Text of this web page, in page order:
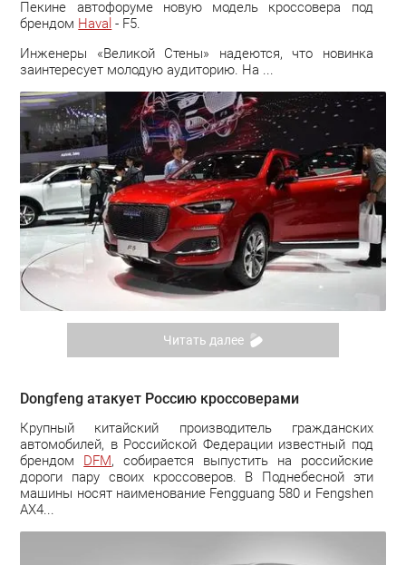
Пекине автофоруме новую модель кроссовера под
брендом Haval - F5.
Инженеры «Великой Стены» надеются, что новинка
заинтересует молодую аудиторию. На ...
Читать далее
Dongfeng атакует Россию кроссоверами
Крупный китайский производитель гражданских
автомобилей, в Российской Федерации известный под
брендом DFM, собирается выпустить на российские
дороги пару своих кроссоверов. В Поднебесной эти
машины носят наименование Fengguang 580 и Fengshen
AX4...